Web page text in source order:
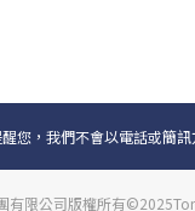
您，我們不會以電話或簡
有限公司版權所有